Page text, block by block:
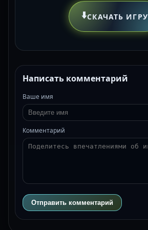
⬇️СКАЧАТЬ ИГРУ
Написать комментарий
Ваше имя
Комментарий
Отправить комментарий